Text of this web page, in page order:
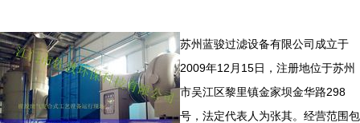
苏州蓝骏过滤设备有限公司成立于
2009年12月15日，注册地位于苏州
市吴江区黎里镇金家坝金华路298
号，法定代表人为张其。经营范围包